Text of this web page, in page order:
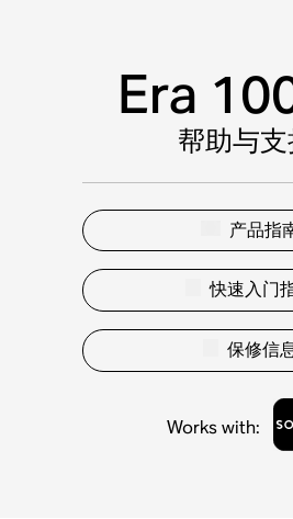
Era
帮助与
产品指
快速入门
保修信
Works with: